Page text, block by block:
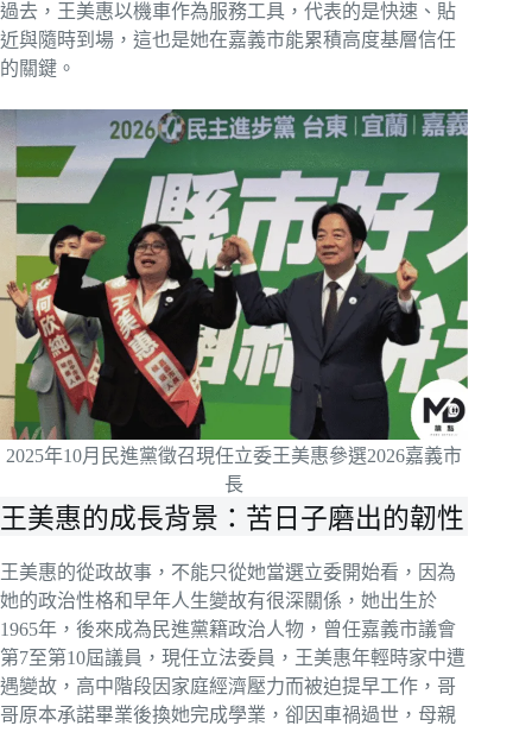
過去，王美惠以機車作為服務工具，代表的是快速、貼
近與隨時到場，這也是她在嘉義市能累積高度基層信任
的關鍵。
2025年10月民進黨徵召現任立委王美惠參選2026嘉義市
長
王美惠的成長背景：苦日子磨出的韌性
王美惠的從政故事，不能只從她當選立委開始看，因為
她的政治性格和早年人生變故有很深關係，她出生於
1965年，後來成為民進黨籍政治人物，曾任嘉義市議會
第7至第10屆議員，現任立法委員，王美惠年輕時家中遭
遇變故，高中階段因家庭經濟壓力而被迫提早工作，哥
哥原本承諾畢業後換她完成學業，卻因車禍過世，母親